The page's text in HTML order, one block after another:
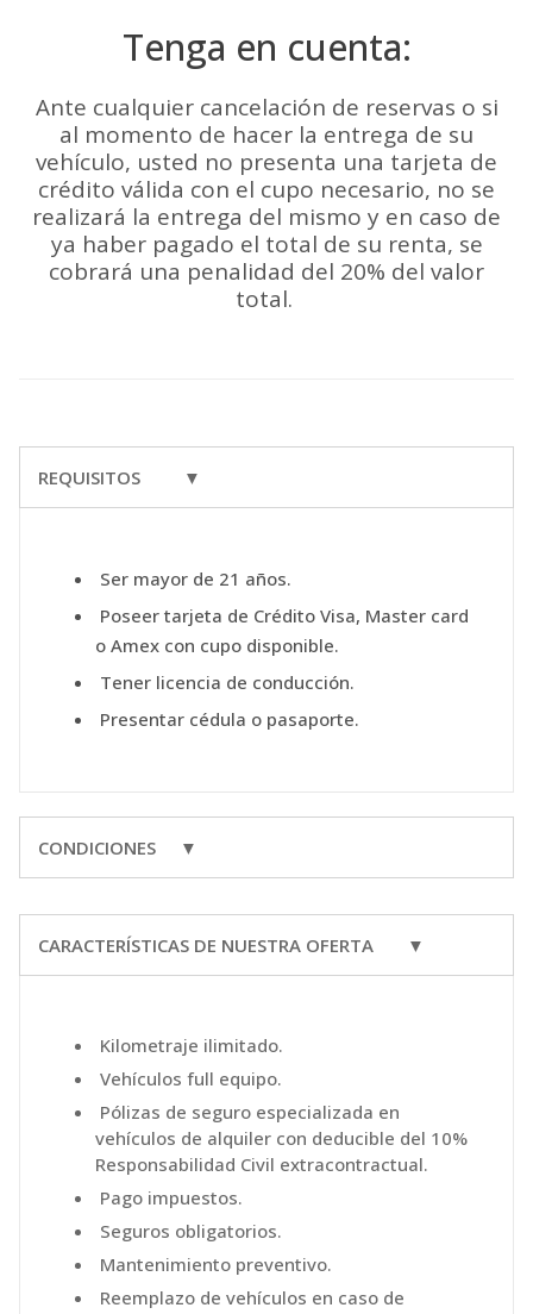
Tenga en cuenta:
Ante cualquier cancelación de reservas o si
al momento de hacer la entrega de su
vehículo, usted no presenta una tarjeta de
crédito válida con el cupo necesario, no se
realizará la entrega del mismo y en caso de
ya haber pagado el total de su renta, se
cobrará una penalidad del 20% del valor
total.
REQUISITOS ▼
Ser mayor de 21 años.
Poseer tarjeta de Crédito Visa, Master card
o Amex con cupo disponible.
Tener licencia de conducción.
Presentar cédula o pasaporte.
CONDICIONES ▼
CARACTERÍSTICAS DE NUESTRA OFERTA ▼
Kilometraje ilimitado.
Vehículos full equipo.
Pólizas de seguro especializada en
vehículos de alquiler con deducible del 10%
Responsabilidad Civil extracontractual.
Pago impuestos.
Seguros obligatorios.
Mantenimiento preventivo.
Reemplazo de vehículos en caso de